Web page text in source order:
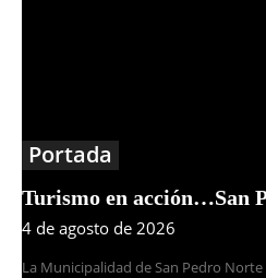
Portada
Turismo en acción…San
4 de agosto de 2026
La Municipalidad de San Pedro